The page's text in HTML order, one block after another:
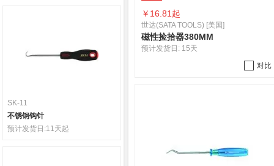
SK-11
不锈钢钩针
预计发货日:11天起
￥ 16.81起
世达(SATA TOOLS) [美国]
磁性捡拾器380MM
预计发货日: 15天
对比